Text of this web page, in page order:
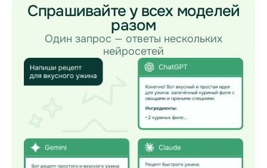
Спрашивайте у всех моделей
разом
Один запрос — ответы нескольких
нейросетей